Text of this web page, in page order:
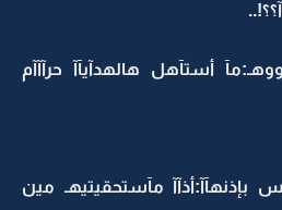
أستآهل هالهدآيآآ حرآآآم
مآستحقيتيهـ مين